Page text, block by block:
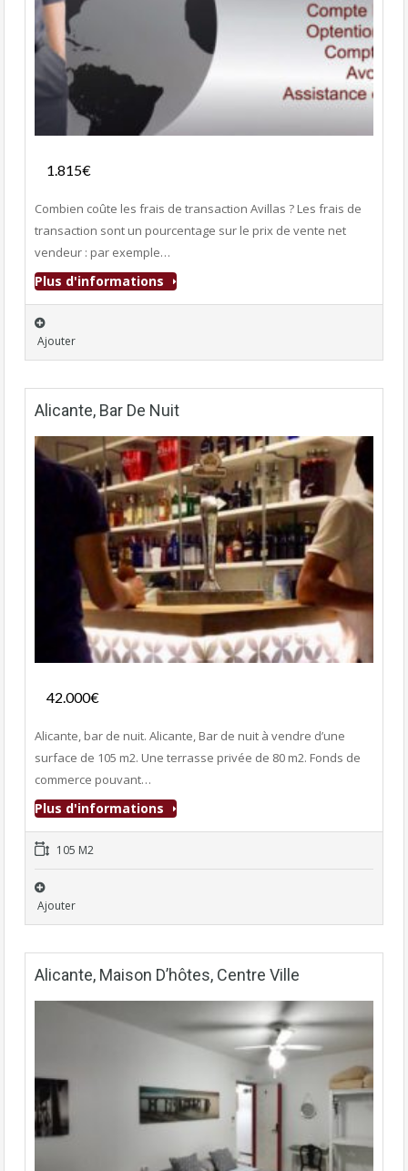
1.815€
Combien coûte les frais de transaction Avillas ? Les frais de
transaction sont un pourcentage sur le prix de vente net
vendeur : par exemple…
Plus d'informations
Ajouter
Alicante, Bar De Nuit
Fonds de commerce
42.000€
Alicante, bar de nuit. Alicante, Bar de nuit à vendre d’une
surface de 105 m2. Une terrasse privée de 80 m2. Fonds de
commerce pouvant…
Plus d'informations
105 M2
Ajouter
Alicante, Maison D’hôtes, Centre Ville